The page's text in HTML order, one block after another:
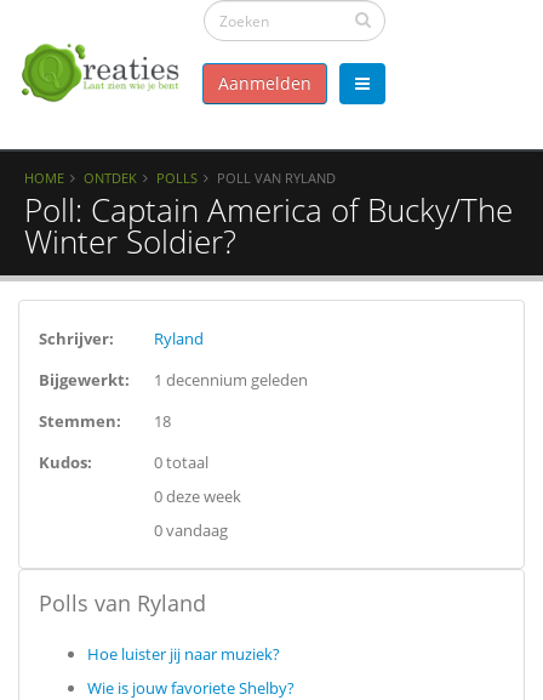
Aanmelden
HOME ONTDEK POLLS POLL VAN RYLAND
Poll: Captain America of Bucky/The
Winter Soldier?
Schrijver:
Ryland
Bijgewerkt:
1 decennium geleden
Stemmen:
18
Kudos:
0 totaal
0 deze week
0 vandaag
Polls van Ryland
Hoe luister jij naar muziek?
Wie is jouw favoriete Shelby?